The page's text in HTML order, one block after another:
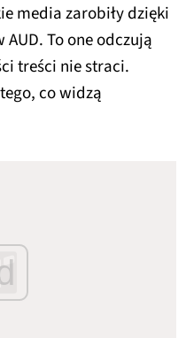
media zarobiły dzięki
To one odczują
treści nie straci.
co widzą